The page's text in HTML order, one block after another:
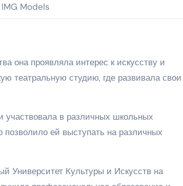
IMG Models
она проявляла интерес к искусству и
театральную студию, где развивала свои
участвовала в различных школьных
позволило ей выступать на различных
Университет Культуры и Искусств на